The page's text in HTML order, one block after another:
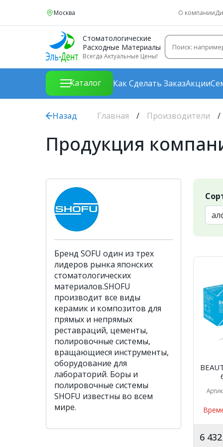
Москва О компании
Стоматологические
Расходные Материалы
Всегда Актуальные Цены!
Каталог Как Сделать ЗаказАкции
Назад Главная Производители
Продукция
Бренд SOFU один из трех
лидеров рынка японских
стоматологических
материалов.SHOFU
производит все виды
керамик и композитов для
прямых и непрямых
реставраций, цементы,
полировочные системы,
вращающиеся инструменты,
оборудование для
лабораторий. Боры и
полировочные системы
SHOFU известны во всем
мире.
6 432